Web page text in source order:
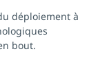
déploiement à
bout.